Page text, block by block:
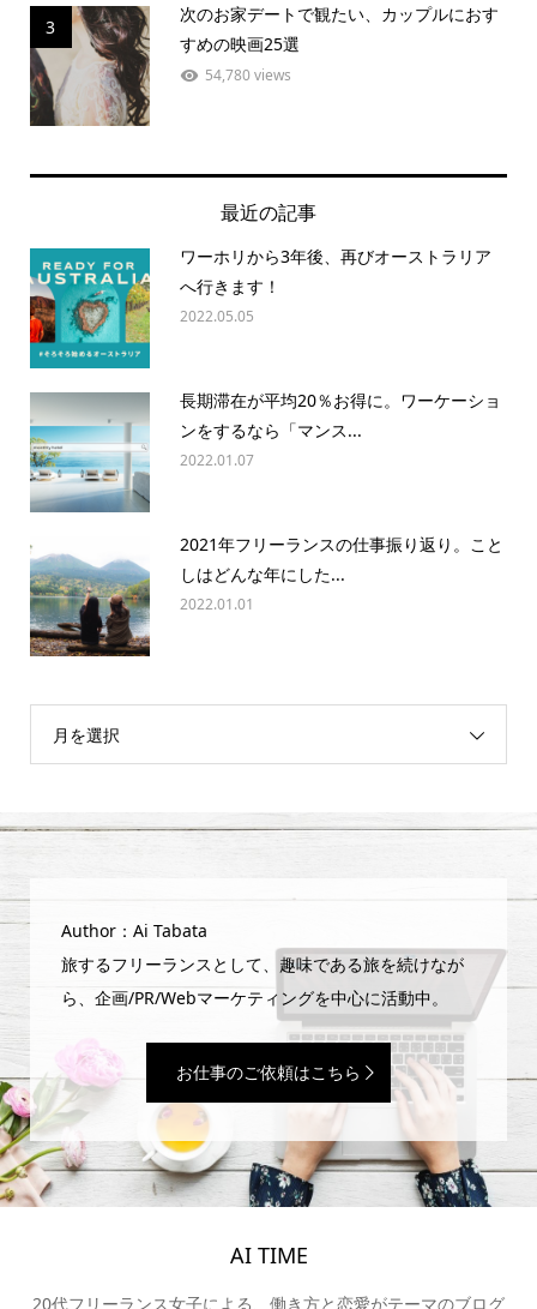
3
次のお家デートで観たい、カップルにおす
すめの映画25選
54,780 views
最近の記事
ワーホリから3年後、再びオーストラリア
へ行きます！
2022.05.05
長期滞在が平均20％お得に。ワーケーショ
ンをするなら「マンス...
2022.01.07
2021年フリーランスの仕事振り返り。こと
しはどんな年にした...
2022.01.01
月を選択
Author：Ai Tabata
旅するフリーランスとして、趣味である旅を続けなが
ら、企画/PR/Webマーケティングを中心に活動中。
お仕事のご依頼はこちら
AI TIME
20代フリーランス女子による、働き方と恋愛がテーマのブログ